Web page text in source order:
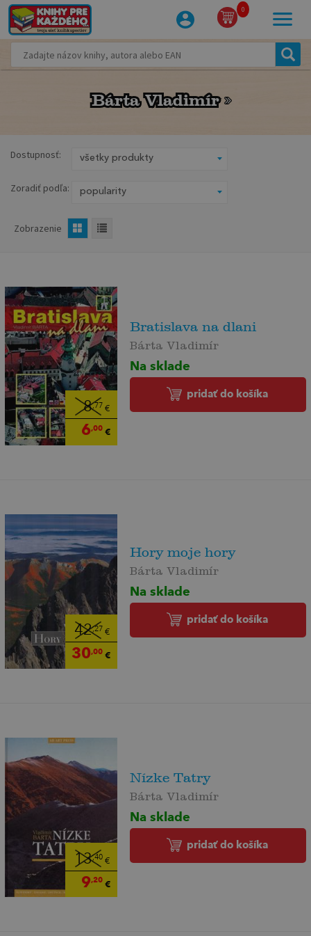
0
Bárta Vladimír
Bárta Vladimír
Dostupnosť:
Zoradiť podľa:
Zobrazenie
8,77 €
6,00€
Bratislava na dlani
Bárta Vladimír
Na sklade
pridať do košíka
42,27 €
30,00€
Hory moje hory
Bárta Vladimír
Na sklade
pridať do košíka
13,40€
9,20€
Nízke Tatry
Bárta Vladimír
Na sklade
pridať do košíka